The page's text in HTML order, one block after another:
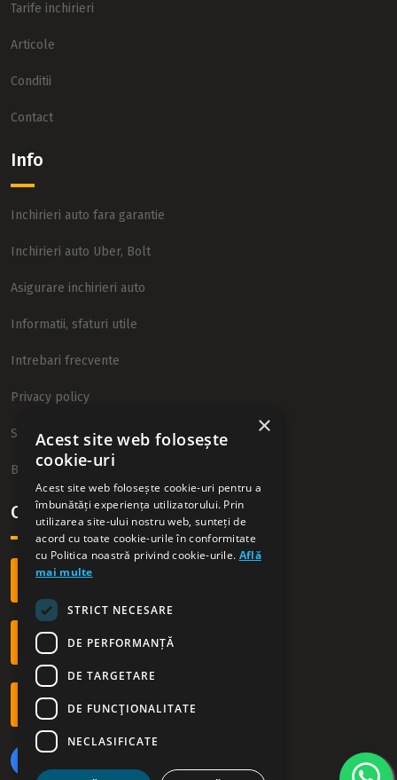
Tarife inchirieri
Articole
Conditii
Contact
Info
Inchirieri auto fara garantie
Inchirieri auto Uber, Bolt
Asigurare inchirieri auto
Informatii, sfaturi utile
Intrebari frecvente
Privacy policy
Sitemap
Blog
Contact
+40 749 54 09 54
office@westrentacar.ro
Orar: L - D | 09.00 - 21.00
×
Acest site web folosește
cookie-uri
Acest site web folosește cookie-uri pentru a
îmbunătăți experiența utilizatorului. Prin
utilizarea site-ului nostru web, sunteți de
acord cu toate cookie-urile în conformitate
cu Politica noastră privind cookie-urile. Află
mai multe
STRICT NECESARE
DE PERFORMANȚĂ
DE TARGETARE
DE FUNCŢIONALITATE
NECLASIFICATE